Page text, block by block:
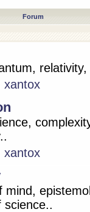
Forum
xantox
xantox
mind,
science..